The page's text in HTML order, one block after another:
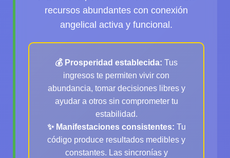
recursos abundantes con conexión
angelical activa y funcional.
💰 Prosperidad establecida: Tus
ingresos te permiten vivir con
abundancia, tomar decisiones libres y
ayudar a otros sin comprometer tu
estabilidad.
✨ Manifestaciones consistentes: Tu
código produce resultados medibles y
constantes. Las sincronías y